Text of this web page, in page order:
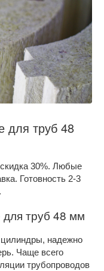
для труб 48
30%. Любые
Готовность 2-3
труб 48 мм
надежно
Чаще всего
трубопроводов